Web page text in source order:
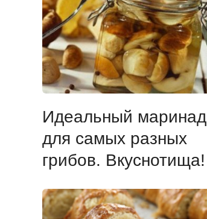
Идеальный маринад
для самых разных
грибов. Вкуснотища!